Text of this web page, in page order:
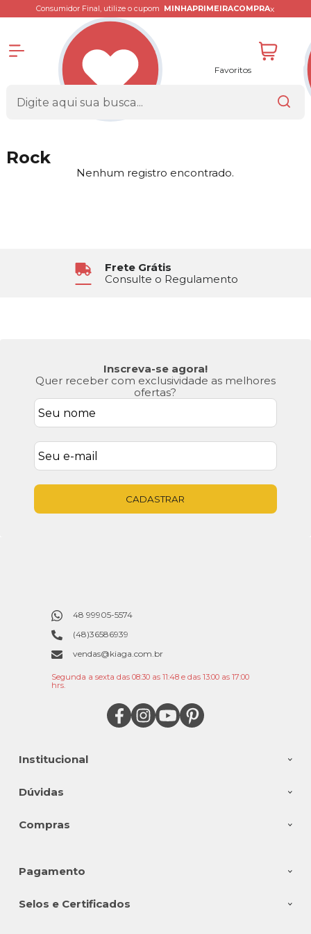
Consumidor Final, utilize o cupom MINHAPRIMEIRACOMPRAx
Favoritos
Rock
Nenhum registro encontrado.
Frete Grátis
Consulte o Regulamento
Inscreva-se agora!
Quer receber com exclusividade as melhores
ofertas?
CADASTRAR
Institucional
Dúvidas
Compras
48 99905-5574
(48)36586939
vendas@kiaga.com.br
Segunda a sexta das 08:30 as 11:48 e das 13:00 as 17:00
hrs.
Pagamento
Selos e Certificados